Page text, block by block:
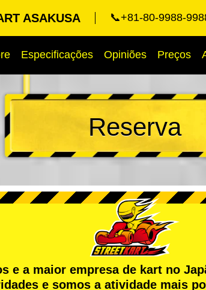
ASAKUSA 📞+81-80-9988-
Especificações Opiniões Preços
Reserva
e a maior empresa de kart no
e somos a atividade mais